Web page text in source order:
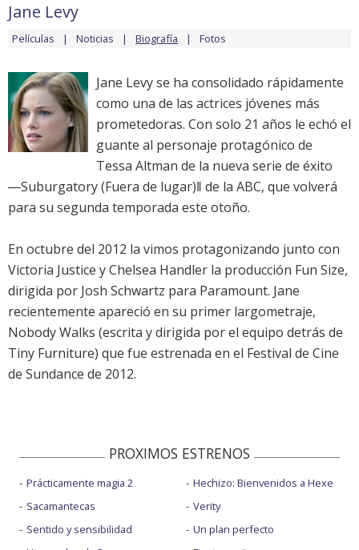
Jane Levy
Películas Noticias Biografía Fotos
Jane Levy se ha consolidado rápidamente
como una de las actrices jóvenes más
prometedoras. Con solo 21 años le echó el
guante al personaje protagónico de
Tessa Altman de la nueva serie de éxito
―Suburgatory (Fuera de lugar)‖ de la ABC, que volverá
para su segunda temporada este otoño.
En octubre del 2012 la vimos protagonizando junto con
Victoria Justice y Chelsea Handler la producción Fun Size,
dirigida por Josh Schwartz para Paramount. Jane
recientemente apareció en su primer largometraje,
Nobody Walks (escrita y dirigida por el equipo detrás de
Tiny Furniture) que fue estrenada en el Festival de Cine
de Sundance de 2012.
PROXIMOS ESTRENOS
Prácticamente magia 2
Sacamantecas
Sentido y sensibilidad
Hechizo: Bienvenidos a Hexe
Verity
Un plan perfecto